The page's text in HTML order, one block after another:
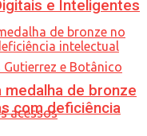
e Inteligentes
medalha de bronze
com deficiência